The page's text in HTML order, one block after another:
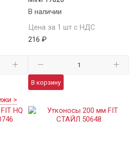
В наличии
Цена за 1 шт с НДС
216 ₽
В корзину
>